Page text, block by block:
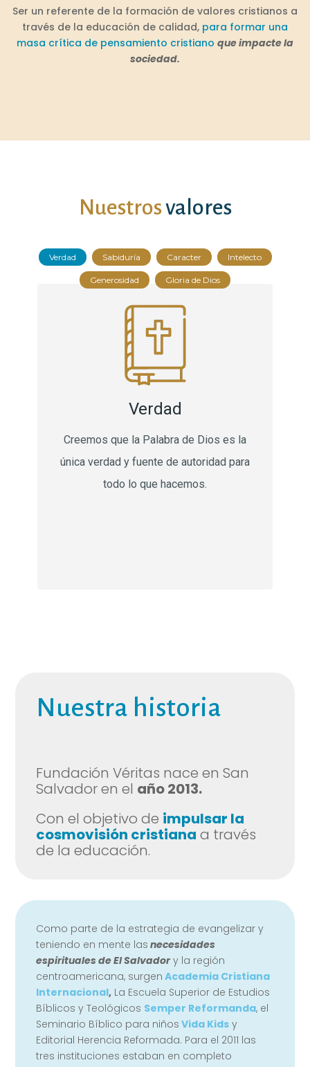
Ser un referente de la formación de valores cristianos a
través de la educación de calidad, para formar una
masa crítica de pensamiento cristiano que impacte la
sociedad.
Nuestrosvalores
Verdad
Creemos que la Palabra de Dios es la
única verdad y fuente de autoridad para
todo lo que hacemos.
Verdad Sabiduría Caracter Intelecto
Generosidad Gloria de Dios
Nuestra historia
Fundación Véritas nace en San
Salvador en el año 2013.
Con el objetivo de impulsar la
cosmovisión cristiana a través
de la educación.
Como parte de la estrategia de evangelizar y
teniendo en mente las necesidades
espirituales de El Salvadory la región
centroamericana, surgen Academia Cristiana
Internacional, La Escuela Superior de Estudios
Bíblicos y Teológicos Semper Reformanda, el
Seminario Bíblico para niños Vida Kids y
Editorial Herencia Reformada. Para el 2011 las
tres instituciones estaban en completo